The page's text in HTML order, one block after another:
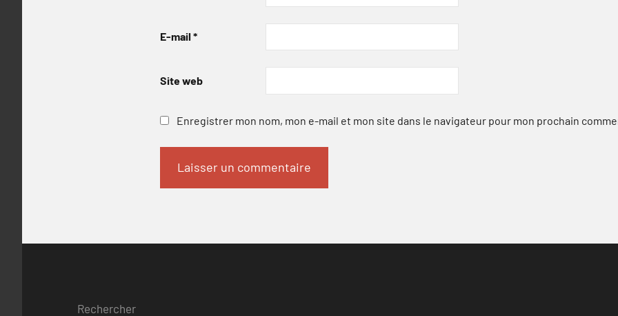
E-mail *
Site web
Enregistrer mon nom, mon e-mail et mon site dans le navigateur pour mon prochain
Rechercher